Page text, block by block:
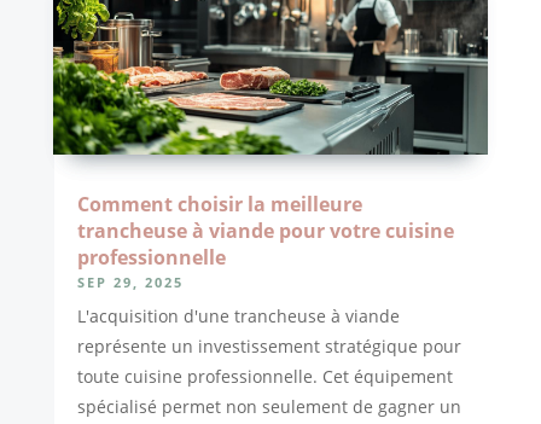
Comment choisir la meilleure
trancheuse à viande pour votre cuisine
professionnelle
SEP 29, 2025
L'acquisition d'une trancheuse à viande
représente un investissement stratégique pour
toute cuisine professionnelle. Cet équipement
spécialisé permet non seulement de gagner un